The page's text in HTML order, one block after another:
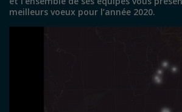
meilleurs voeux pour l’année 2020.